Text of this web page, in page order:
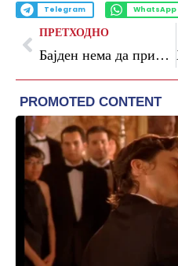
Telegram WhatsApp
ПРЕТХОДНО
Бајден нема да присуствува на крунисувањето на кралот Чарлс Трети, ќе имаат средба во јули